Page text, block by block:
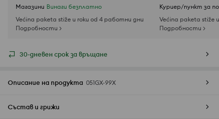
Магазини Винаги безплатно
Većina paketa stiže u roku od 4 работни дни
Подробности >
Куриер/пункт за
Većina paketa stiže
Подробности >
30-дневен срок за връщане
Описание на продукта 051GX-99X
Състав и грижи